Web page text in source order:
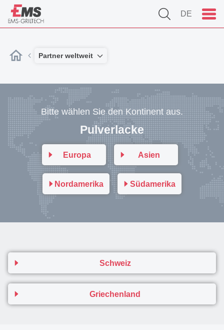
DE
Partner weltweit
Bitte wählen Sie den Kontinent aus.
Pulverlacke
Europa Asien
Nordamerika Südamerika
Schweiz
Griechenland